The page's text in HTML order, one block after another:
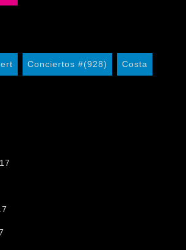
Conciertos #(928) Costa